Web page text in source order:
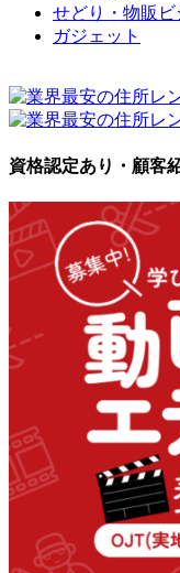
せどり・物販ビ
ガジェット
資格認定あり・顧客